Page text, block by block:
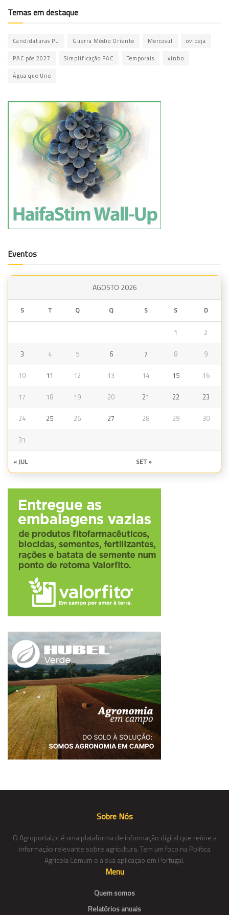
Temas em destaque
Candidaturas PU Guerra Médio Oriente Mercosul ovibeja
PAC pós 2027 Simplificação PAC Temporais vinho
Água que Une
Eventos
AGOSTO 2026
S T Q Q S S D
1 2
3 4 5 6 7 8 9
10 11 12 13 14 15 16
17 18 19 20 21 22 23
24 25 26 27 28 29 30
31
« JUL SET »
Sobre Nós
O Agroportal.pt é uma plataforma de informação digital que reúne a
informação relevante sobre agricultura. Tem um foco na Política
Agrícola Comum e a sua aplicação em Portugal.
Menu
Quem somos
Relatórios anuais